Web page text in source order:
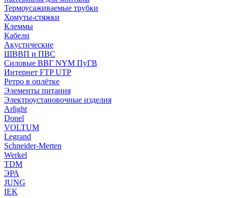
Термоусаживаемые трубки
Хомуты-стяжки
Клеммы
Кабели
Акустические
ШВВП и ПВС
Силовые ВВГ NYM ПуГВ
Интернет FTP UTP
Ретро в оплётке
Элементы питания
Электроустановочные изделия
Arlight
Donel
VOLTUM
Legrand
Schneider-Merten
Werkel
TDM
ЭРА
JUNG
IEK